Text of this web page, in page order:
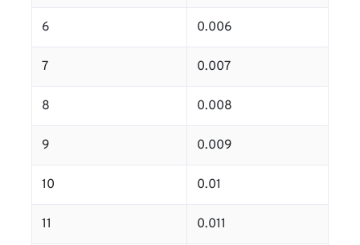
6 0.006
7 0.007
8 0.008
9 0.009
10 0.01
11 0.011